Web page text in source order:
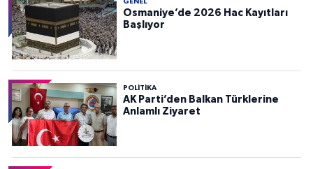
GENEL
Osmaniye’de 2026 Hac Kayıtları
Başlıyor
POLITIKA
AK Parti’den Balkan Türklerine
Anlamlı Ziyaret